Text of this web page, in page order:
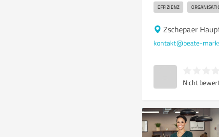
EFFIZIENZ
Zschepaer
kontakt@beate-
Nicht